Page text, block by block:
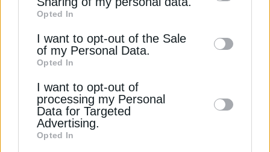
of downstream participants. This
information may also be disclosed by us to
third parties on theIAB’s List of
Downstream Participants
disclose it to other third parties.
Opted In
I want to opt-out of the Sale
of my Personal Data.
Opted In
I want to opt-out of
processing my Personal
Data for Targeted
Advertising.
Opted In
ΗΛΕΚΤΡΙΚΑ ΠΑΤΙΝΙΑ
ΔΕΊΤΕ ΕΠΊΣΗΣ